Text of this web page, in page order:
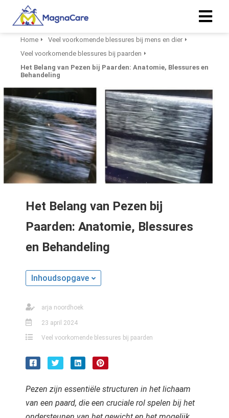
Home
Veel voorkomende blessures bij mens en dier
Veel voorkomende blessures bij paarden
Het Belang van Pezen bij Paarden: Anatomie, Blessures en
Behandeling
Het Belang van Pezen bij
Paarden: Anatomie, Blessures
en Behandeling
Inhoudsopgave
arja noordhoek
23 april 2024
Veel voorkomende blessures bij paarden
Pezen zijn essentiële structuren in het lichaam
van een paard, die een cruciale rol spelen bij het
policy
zijn
om
te
Ze
worden
over